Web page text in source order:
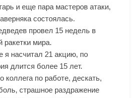
и еще пара мастеров атаки,
состоялась.
провел 15 недель в
ракетки мира.
насчитал 21 акцию, по
длится более 15 лет.
коллега по работе, дескать,
страшное раздражение